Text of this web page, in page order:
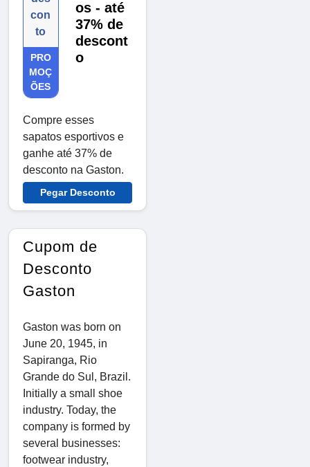
con
to
PRO
MOÇ
ÕES
os - até
37% de
descont
o
Compre esses
sapatos esportivos e
ganhe até 37% de
desconto na Gaston.
Pegar Desconto
Cupom de
Desconto
Gaston
Gaston was born on
June 20, 1945, in
Sapiranga, Rio
Grande do Sul, Brazil.
Initially a small shoe
industry. Today, the
company is formed by
several businesses:
footwear industry,